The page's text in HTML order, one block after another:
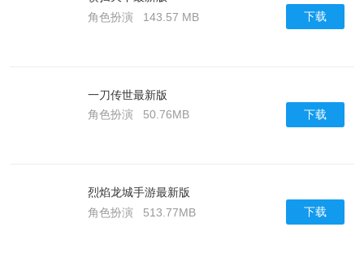
角色扮演
143.57 MB 下载
一刀传世最新版
角色扮演
50.76MB 下载
烈焰龙城手游最新版
角色扮演
513.77MB 下载